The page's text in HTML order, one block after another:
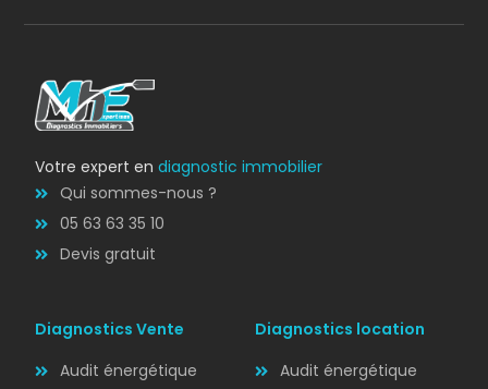
Votre expert endiagnostic immobilier
Qui sommes-nous ?
05 63 63 35 10
Devis gratuit
Diagnostics Vente
Audit énergétique
Diagnostics location
Audit énergétique